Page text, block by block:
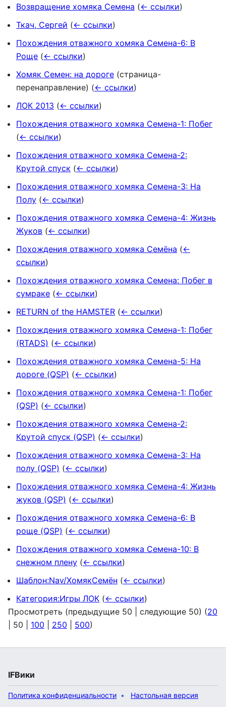
Возвращение хомяка Семена (← ссылки)
Ткач, Сергей (← ссылки)
Похождения отважного хомяка Семена-6: В
Роще (← ссылки)
Хомяк Семен: на дороге (страница-
перенаправление) (← ссылки)
ЛОК 2013 (← ссылки)
Похождения отважного хомяка Семена-1: Побег
(← ссылки)
Похождения отважного хомяка Семена-2:
Крутой спуск (← ссылки)
Похождения отважного хомяка Семена-3: На
Полу (← ссылки)
Похождения отважного хомяка Семена-4: Жизнь
Жуков (← ссылки)
Похождения отважного хомяка Семёна (←
ссылки)
Похождения отважного хомяка Семена: Побег в
сумраке (← ссылки)
RETURN of the HAMSTER (← ссылки)
Похождения отважного хомяка Семена-1: Побег
(RTADS) (← ссылки)
Похождения отважного хомяка Семена-5: На
дороге (QSP) (← ссылки)
Похождения отважного хомяка Семена-1: Побег
(QSP) (← ссылки)
Похождения отважного хомяка Семена-2:
Крутой спуск (QSP) (← ссылки)
Похождения отважного хомяка Семена-3: На
полу (QSP) (← ссылки)
Похождения отважного хомяка Семена-4: Жизнь
жуков (QSP) (← ссылки)
Похождения отважного хомяка Семена-6: В
роще (QSP) (← ссылки)
Похождения отважного хомяка Семена-10: В
снежном плену (← ссылки)
Шаблон:Nav/ХомякСемён (← ссылки)
Категория:Игры ЛОК (← ссылки)
Просмотреть (предыдущие 50 следующие 50) (20
50 100 250 500)
IFВики
Политика конфиденциальности Настольная версия